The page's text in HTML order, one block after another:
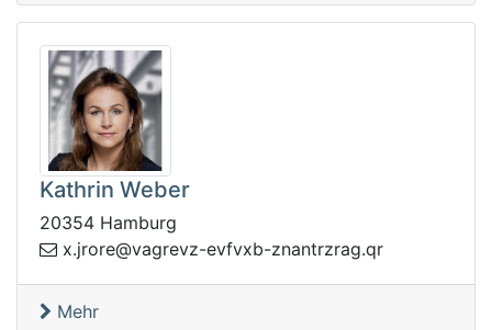
Kathrin Weber
20354 Hamburg
r
q.garzrtnanz-bxvfve-zvergav@erorj.x
Mehr